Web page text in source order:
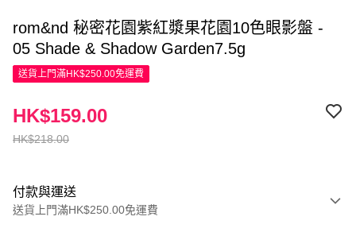
rom&nd 秘密花園紫紅漿果花園10色眼影盤 -
05 Shade & Shadow Garden7.5g
送貨上門滿HK$250.00免運費
HK$218.00
HK$159.00
付款與運送
送貨上門滿HK$250.00免運費